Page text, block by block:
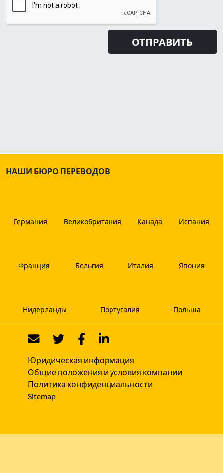
НАШИ БЮРО ПЕРЕВОДОВ
Германия Великобритания Канада Испания
Франция Бельгия Италия Япония
Нидерланды Португалия Польша
Юридическая информация
Общие положения и условия компании
Политика конфиденциальности
Sitemap